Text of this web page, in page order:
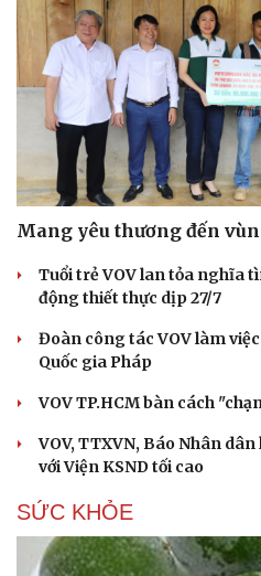
Mang yêu thương đến
Tuổi trẻ VOV lan tỏa nghĩa
động thiết thực dịp 27/7
Đoàn công tác VOV làm
Quốc gia Pháp
VOV TP.HCM bàn cách
VOV, TTXVN, Báo Nhân
với Viện KSND tối cao
SỨC KHỎE